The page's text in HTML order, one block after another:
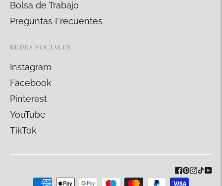
Bolsa de Trabajo
Preguntas Frecuentes
REDES SOCIALES
Instagram
Facebook
Pinterest
YouTube
TikTok
Métodos